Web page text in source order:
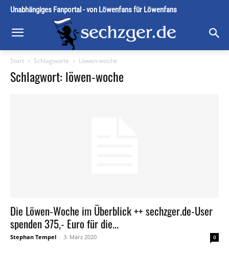
Unabhängiges Fanportal - von Löwenfans für Löwenfans
Start Schlagworte Löwen-woche
Schlagwort: löwen-woche
Die Löwen-Woche im Überblick ++ sechzger.de-User
spenden 375,- Euro für die...
Stephan Tempel - 3. März 2020 0